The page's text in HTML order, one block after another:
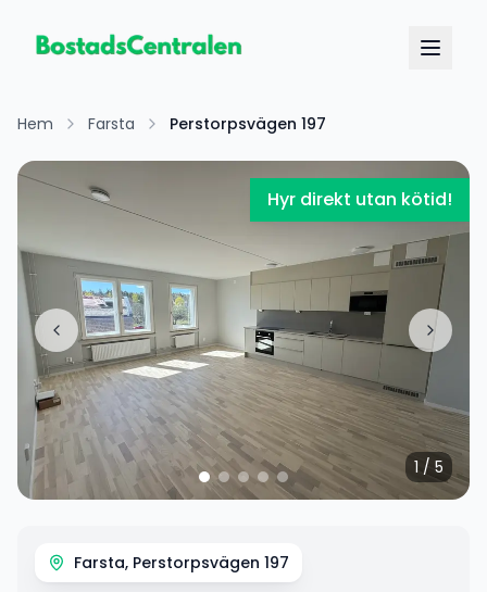
Hem Farsta Perstorpsvägen 197
Hyr direkt utan kötid!
1 / 5
Farsta, Perstorpsvägen 197